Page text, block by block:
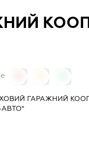
ГАРАЖНИЙ
АВТО"